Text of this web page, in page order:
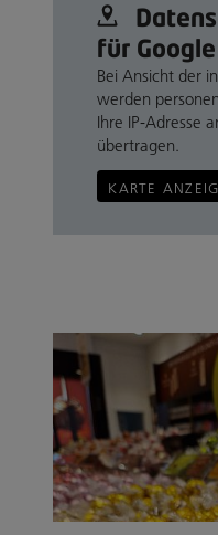
für
Bei Ansicht der
werden
Ihre IP-Adresse
übertragen.
KARTE